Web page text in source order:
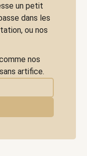
un petit
dans les
ou nos
nos
artifice.